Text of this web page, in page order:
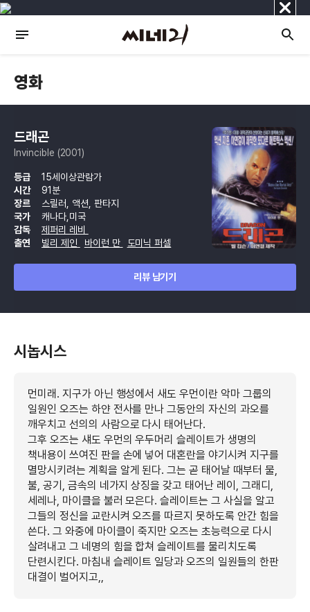
닫
기
영화
드래곤
Invincible (2001)
등급
15세이상관람가
시간
91분
장르
스릴러, 액션, 판타지
국가
캐나다,미국
감독
제퍼리 레비
출연
빌리 제인 바이런 만 도미닉 퍼셀
리뷰 남기기
시놉시스
먼미래. 지구가 아닌 행성에서 새도 우먼이란 악마 그룹의
일원인 오즈는 하얀 전사를 만나 그동안의 자신의 과오를
깨우치고 선의의 사람으로 다시 태어난다.
그후 오즈는 섀도 우먼의 우두머리 슬레이트가 생명의
책내용이 쓰여진 판을 손에 넣어 대혼란을 야기시켜 지구를
멸망시키려는 계획을 알게 된다. 그는 곧 태어날 때부터 물,
불, 공기, 금속의 네가지 상징을 갖고 태어난 레이, 그래디,
세레나, 마이클을 불러 모은다. 슬레이트는 그 사실을 알고
그들의 정신을 교란시켜 오즈를 따르지 못하도록 안간 힘을
쓴다. 그 와중에 마이클이 죽지만 오즈는 초능력으로 다시
살려내고 그 네명의 힘을 합쳐 슬레이트를 물리치도록
단련시킨다. 마침내 슬레이트 일당과 오즈의 일원들의 한판
대결이 벌어지고,,